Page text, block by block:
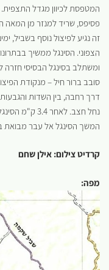
המטפסת לכיוון מגדל
זה נגיע לפיצול נוסף בשביל,
הצפוני. הסינגל ממשיך
ומשתלב בסינגל הבסיסי חזרה
סובב ברור חיל – מנקודת
דרך רחבה, בין השדות
נחל חצב.
המשך הסינגל אל עבר מבואת
קרדיט צילום: אילן שחם
מפה: